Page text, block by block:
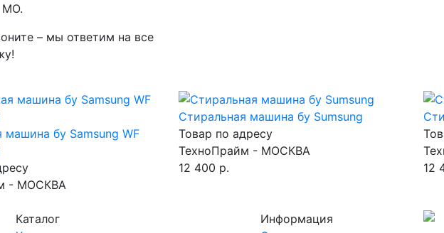
МО.
– мы ответим на все
машина бу Samsung WF
- МОСКВА
Стиральная машина бу Sumsung
Товар по адресу
ТехноПрайм - МОСКВА
12 400 р.
12
Каталог
Информация